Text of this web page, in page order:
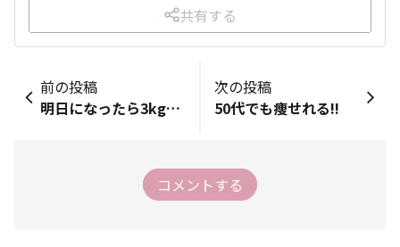
共有する
前の投稿
明日になったら3kg痩せてないかなぁ
次の投稿
50代でも痩せれる!!
コメントする